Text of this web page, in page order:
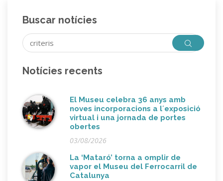
Buscar notícies
Notícies recents
El Museu celebra 36 anys amb
noves incorporacions a l´exposició
virtual i una jornada de portes
obertes
03/08/2026
La ‘Mataró’ torna a omplir de
vapor el Museu del Ferrocarril de
Catalunya